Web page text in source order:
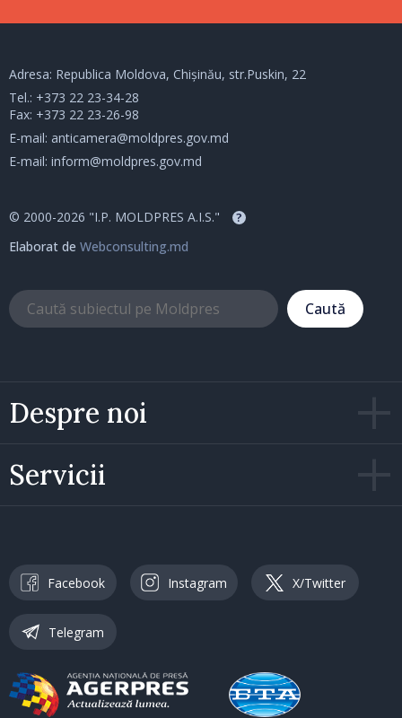
Despre noi
Servicii
Adresa: Republica Moldova, Chișinău, str.Puskin, 22
Tel.: +373 22 23-34-28
Fax: +373 22 23-26-98
E-mail: anticamera@moldpres.gov.md
E-mail: inform@moldpres.gov.md
© 2000-2026 "I.P. MOLDPRES A.I.S." ?
Elaborat de Webconsulting.md
Caută
Facebook Instagram X/Twitter
Telegram